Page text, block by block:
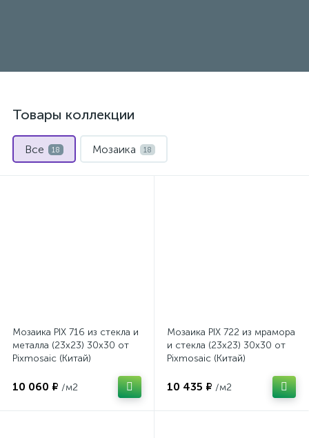
Товары коллекции
Все 18 Мозаика 18
Мозаика PIX 716 из стекла и
металла (23x23) 30x30 от
Pixmosaic (Китай)
10 060 ₽ /м2
Мозаика PIX 722 из мрамора
и стекла (23x23) 30x30 от
Pixmosaic (Китай)
10 435 ₽ /м2